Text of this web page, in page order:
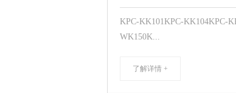
KPC-KK101KPC-KK104KPC-
WK150K...
了解详情 +